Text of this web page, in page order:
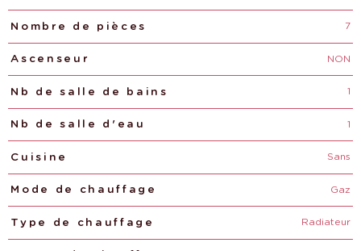
Nombre de pièces 7
Ascenseur NON
Nb de salle de bains 1
Nb de salle d'eau 1
Cuisine Sans
Mode de chauffage Gaz
Type de chauffage Radiateur